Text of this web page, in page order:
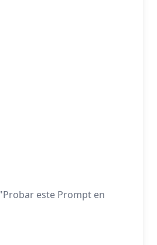
este Prompt en